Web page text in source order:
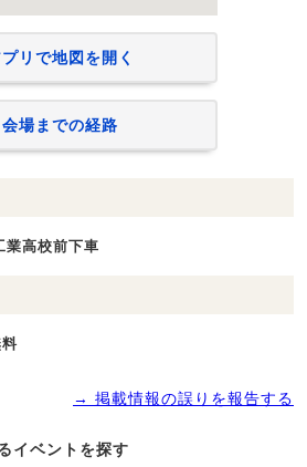
リで地図を開く
会場までの経路
業高校前下車
→ 掲載情報の誤りを報告する
イベントを探す